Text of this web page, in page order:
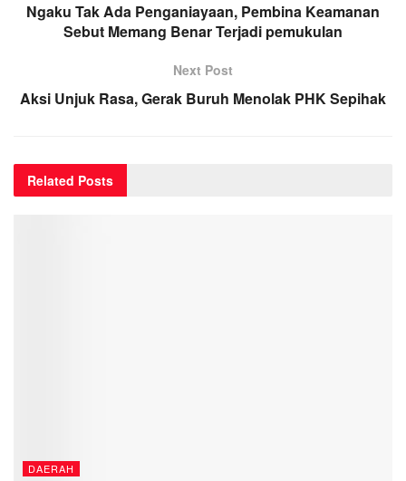
Ngaku Tak Ada Penganiayaan, Pembina Keamanan
Sebut Memang Benar Terjadi pemukulan
Next Post
Aksi Unjuk Rasa, Gerak Buruh Menolak PHK Sepihak
Related Posts
DAERAH